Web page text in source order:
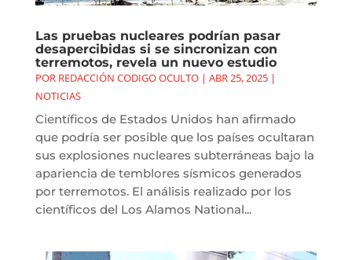
Las pruebas nucleares podrían pasar
desapercibidas si se sincronizan con
terremotos, revela un nuevo estudio
POR REDACCIÓN CODIGO OCULTO| ABR 25, 2025|
NOTICIAS
Científicos de Estados Unidos han afirmado
que podría ser posible que los países ocultaran
sus explosiones nucleares subterráneas bajo la
apariencia de temblores sísmicos generados
por terremotos. El análisis realizado por los
científicos del Los Alamos National...